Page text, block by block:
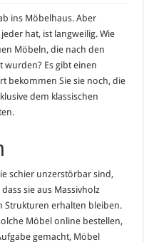
ins Möbelhaus. Aber
hat, ist langweilig. Wie
Möbeln, die nach den
wurden? Es gibt einen
bekommen Sie sie noch, die
dem klassischen
schier unzerstörbar sind,
sie aus Massivholz
Strukturen erhalten bleiben.
Möbel online bestellen,
gemacht, Möbel